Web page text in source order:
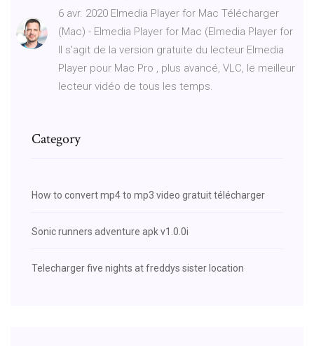
6 avr. 2020 Elmedia Player for Mac Télécharger
(Mac) - Elmedia Player for Mac (Elmedia Player for
Il s'agit de la version gratuite du lecteur Elmedia
Player pour Mac Pro , plus avancé, VLC, le meilleur
lecteur vidéo de tous les temps.
Category
How to convert mp4 to mp3 video gratuit télécharger
Sonic runners adventure apk v1.0.0i
Telecharger five nights at freddys sister location